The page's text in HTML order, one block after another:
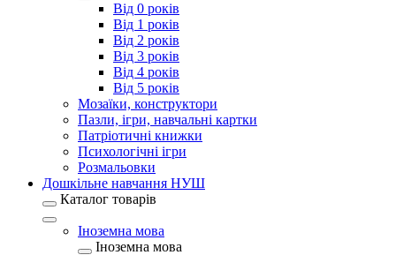
Від 0 років
Від 1 років
Від 2 років
Від 3 років
Від 4 років
Від 5 років
Мозаїки, конструктори
Пазли, ігри, навчальні картки
Патріотичні книжки
Психологічні ігри
Розмальовки
Дошкільне навчання НУШ
Каталог товарів
Іноземна мова
Іноземна мова